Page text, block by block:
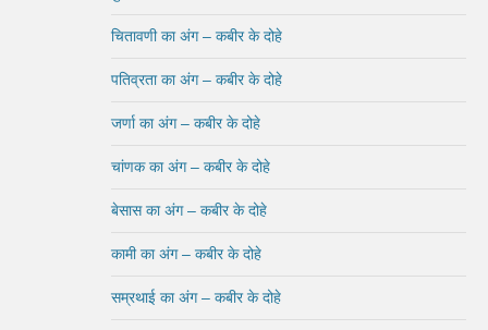
चितावणी का अंग – कबीर के दोहे
पतिव्रता का अंग – कबीर के दोहे
जर्णा का अंग – कबीर के दोहे
चांणक का अंग – कबीर के दोहे
बेसास का अंग – कबीर के दोहे
कामी का अंग – कबीर के दोहे
सम्रथाई का अंग – कबीर के दोहे